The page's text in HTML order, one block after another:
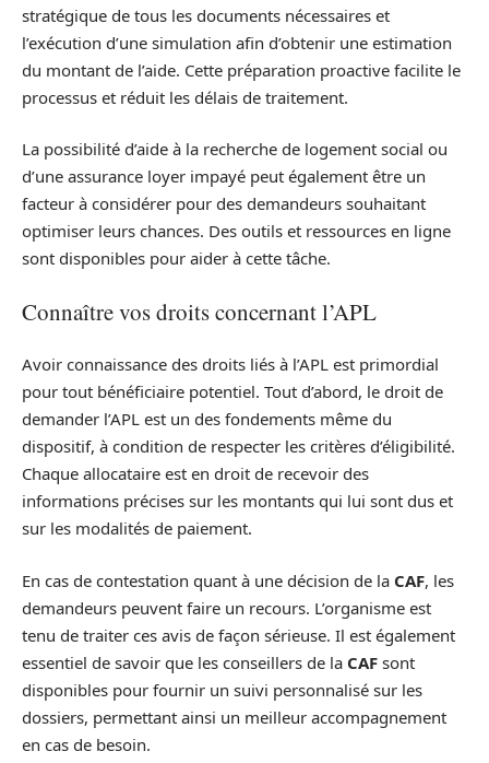
stratégique de tous les documents nécessaires et
l’exécution d’une simulation afin d’obtenir une estimation
du montant de l’aide. Cette préparation proactive facilite le
processus et réduit les délais de traitement.
La possibilité d’aide à la recherche de logement social ou
d’une assurance loyer impayé peut également être un
facteur à considérer pour des demandeurs souhaitant
optimiser leurs chances. Des outils et ressources en ligne
sont disponibles pour aider à cette tâche.
Connaître vos droits concernant l’APL
Avoir connaissance des droits liés à l’APL est primordial
pour tout bénéficiaire potentiel. Tout d’abord, le droit de
demander l’APL est un des fondements même du
dispositif, à condition de respecter les critères d’éligibilité.
Chaque allocataire est en droit de recevoir des
informations précises sur les montants qui lui sont dus et
sur les modalités de paiement.
En cas de contestation quant à une décision de la CAF, les
demandeurs peuvent faire un recours. L’organisme est
tenu de traiter ces avis de façon sérieuse. Il est également
essentiel de savoir que les conseillers de la CAF sont
disponibles pour fournir un suivi personnalisé sur les
dossiers, permettant ainsi un meilleur accompagnement
en cas de besoin.